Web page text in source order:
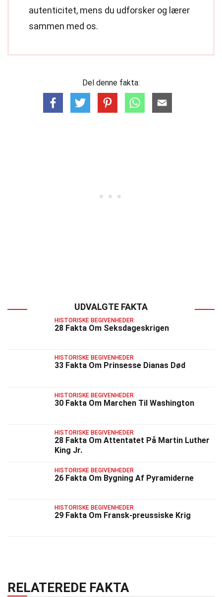
autenticitet, mens du udforsker og lærer
sammen med os.
Del denne fakta:
UDVALGTE FAKTA
HISTORISKE BEGIVENHEDER
28 Fakta Om Seksdageskrigen
HISTORISKE BEGIVENHEDER
33 Fakta Om Prinsesse Dianas Død
HISTORISKE BEGIVENHEDER
30 Fakta Om Marchen Til Washington
HISTORISKE BEGIVENHEDER
28 Fakta Om Attentatet På Martin Luther
King Jr.
HISTORISKE BEGIVENHEDER
26 Fakta Om Bygning Af Pyramiderne
HISTORISKE BEGIVENHEDER
29 Fakta Om Fransk-preussiske Krig
RELATEREDE FAKTA